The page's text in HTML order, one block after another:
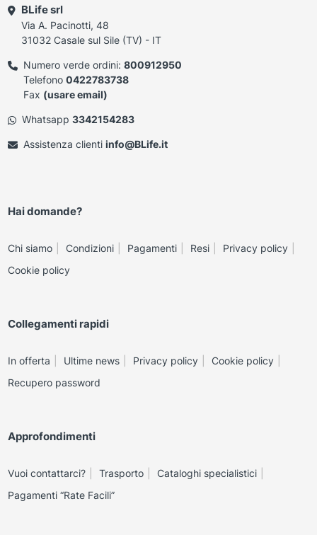
BLife srl
Via A. Pacinotti, 48
31032 Casale sul Sile (TV) - IT
Numero verde ordini: 800912950
Telefono 0422783738
Fax (usare email)
Whatsapp 3342154283
Assistenza clienti info@BLife.it
Hai domande?
Chi siamo Condizioni Pagamenti Resi
Privacy policy
Cookie policy
Collegamenti rapidi
In offerta Ultime news Privacy policy
Cookie policy
Recupero password
Approfondimenti
Vuoi contattarci? Trasporto
Cataloghi specialistici
Pagamenti “Rate Facili”